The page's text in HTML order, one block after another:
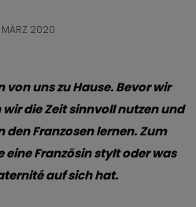
2020
von uns zu Hause. Bevor wir
die Zeit sinnvoll nutzen und
den Franzosen lernen. Zum
eine Französin stylt oder was
auf sich hat.